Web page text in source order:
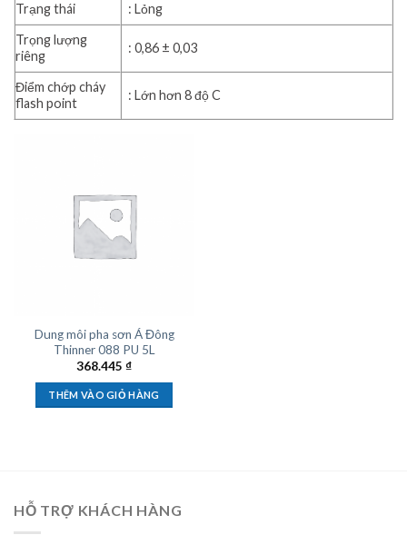
Trạng thái
: Lỏng
Trọng lượng
riêng
: 0,86 ± 0,03
Điểm chớp cháy
flash point
: Lớn hơn 8 độ C
Dung môi pha sơn Á Đông
Thinner 088 PU 5L
368.445 ₫
THÊM VÀO GIỎ HÀNG
HỖ TRỢ KHÁCH HÀNG